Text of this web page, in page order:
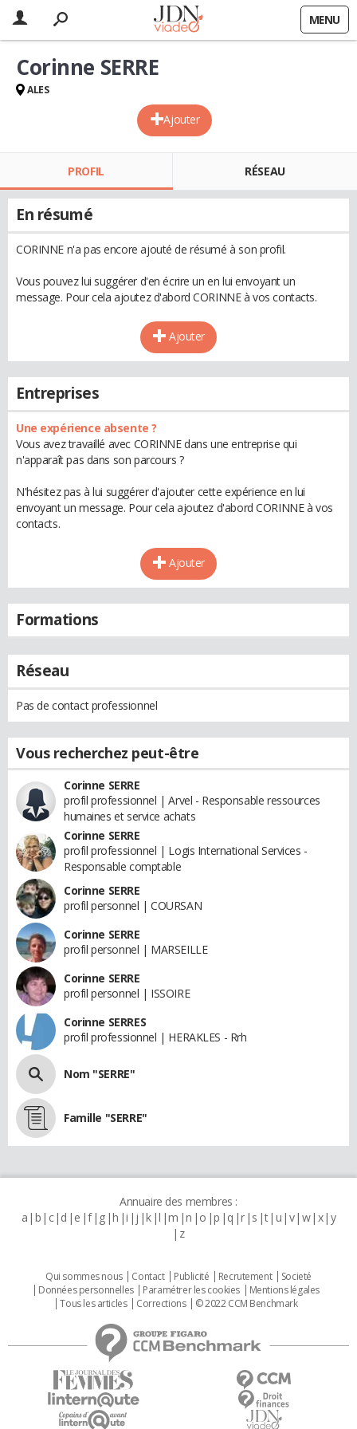
MENU
Ajouter
Corinne SERRE
ALES
PROFIL RÉSEAU
En résumé
CORINNE n'a pas encore ajouté de résumé à son profil.
Vous pouvez lui suggérer d'en écrire un en lui envoyant un
message. Pour cela ajoutez d'abord CORINNE à vos contacts.
Ajouter
Entreprises
Une expérience absente ?
Vous avez travaillé avec CORINNE dans une entreprise qui
n'apparaît pas dans son parcours ?
N'hésitez pas à lui suggérer d'ajouter cette expérience en lui
envoyant un message. Pour cela ajoutez d'abord CORINNE à vos
contacts.
Ajouter
Formations
Réseau
Pas de contact professionnel
Vous recherchez peut-être
Corinne SERRE
profil professionnel | Arvel - Responsable ressources
humaines et service achats
Corinne SERRE
profil professionnel | Logis International Services -
Responsable comptable
Corinne SERRE
profil personnel | COURSAN
Corinne SERRE
profil personnel | MARSEILLE
Corinne SERRE
profil personnel | ISSOIRE
Corinne SERRES
profil professionnel | HERAKLES - Rrh
Nom "SERRE"
Famille "SERRE"
Annuaire des membres :
a b c d e f g h i j k l m n o p q r s t u v w x y
z
Qui sommes nous Contact Publicité Recrutement
Societé
Données personnelles
Paramétrer les cookies
Mentions légales
Tous les articles
Corrections © 2022 CCM Benchmark